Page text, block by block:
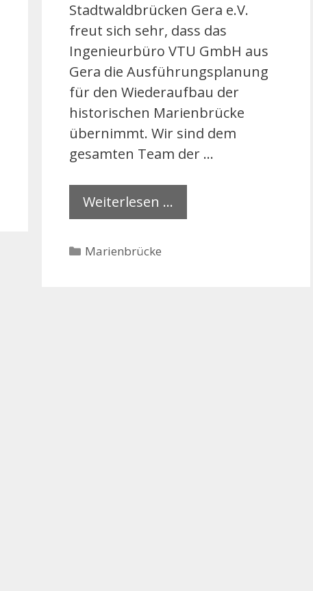
Stadtwaldbrücken Gera e.V.
freut sich sehr, dass das
Ingenieurbüro VTU GmbH aus
Gera die Ausführungsplanung
für den Wiederaufbau der
historischen Marienbrücke
übernimmt. Wir sind dem
gesamten Team der …
Weiterlesen …
Kategorien
Marienbrücke